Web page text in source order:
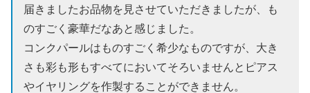
届きましたお品物を見させていただきましたが、も
のすごく豪華だなあと感じました。
コンクパールはものすごく希少なものですが、大き
さも彩も形もすべてにおいてそろいませんとピアス
やイヤリングを作製することができません。